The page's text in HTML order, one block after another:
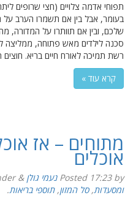
תפוחי אדמה צלויים (חצי שרופים
בעומר, אבל בין אם תשמרו הערב על
שלכם, ובין אם תוותרו על המדורה,
סכנה לילדים מאש פתוחה, ממליצה
רשת תמיכה לאורח חיים בריא.
קרא עוד »
מתוחים – אז
אוכלים
Posted 17:23by נעמי גולן &
filed under
ומסעדות,סל המזון,תוספי בריאות.